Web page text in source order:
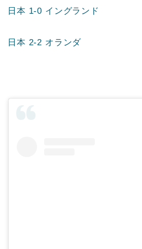
日本 1-0 イングランド
日本 2-2 オランダ